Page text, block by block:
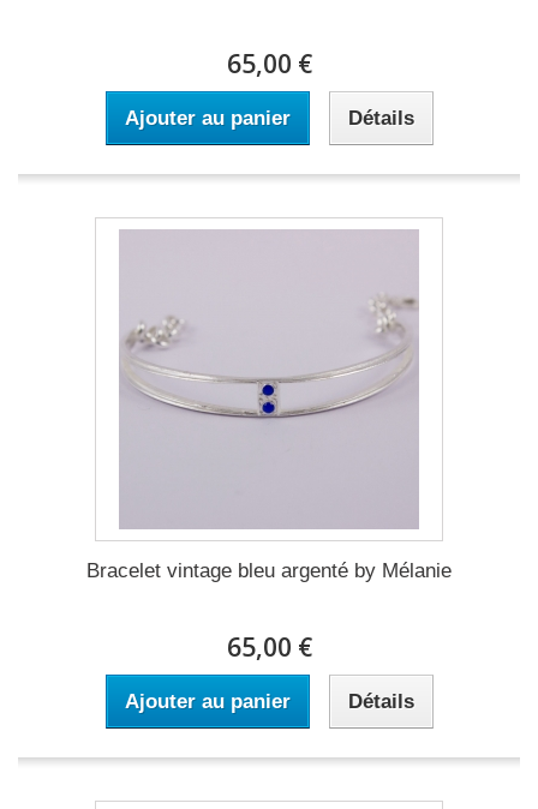
65,00 €
Ajouter au panier Détails
Bracelet vintage bleu argenté by Mélanie
65,00 €
Ajouter au panier Détails